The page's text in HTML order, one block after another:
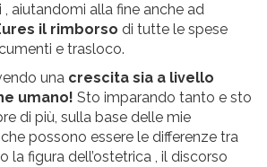
aiutandomi alla fine anche ad
il rimborso di tutte le spese
e trasloco.
una crescita sia a livello
umano! Sto imparando tanto e sto
di più, sulla base delle mie
possono essere le differenze tra
la figura dell’ostetrica , il discorso